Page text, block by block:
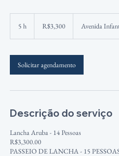
5 h
realsR$3,300 Avenida
Solicitar agendamento
Descrição do serviço
Lancha Aruba - 14 Pessoas
R$3,300.00
PASSEIO DE LANCHA - 15